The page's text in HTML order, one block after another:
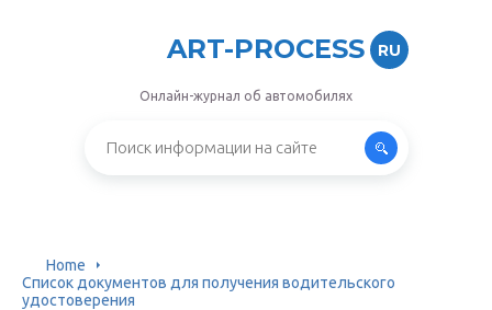
ART-PROCESS RU
Онлайн-журнал об автомобилях
Home
Список документов для получения водительского
удостоверения